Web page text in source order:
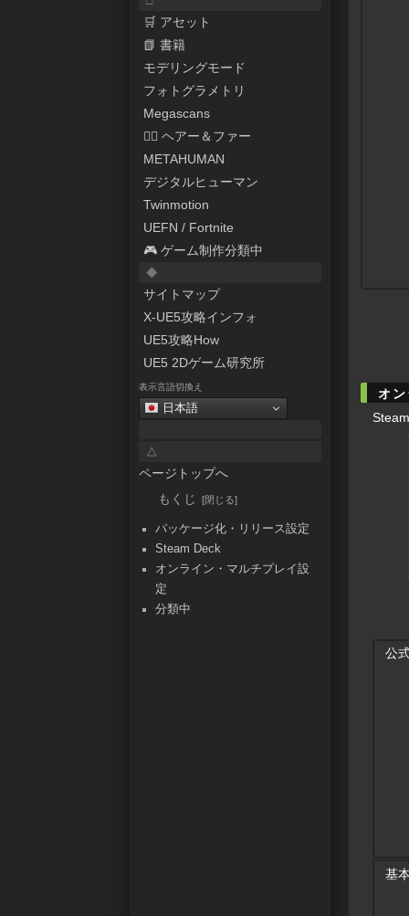
オ
公
基
🛒 アセット
📗 書籍
モデリングモード
フォトグラメトリ
Megascans
💇‍♀️ ヘアー＆ファー
METAHUMAN
デジタルヒューマン
Twinmotion
UEFN / Fortnite
🎮 ゲーム制作分類中
◆
サイトマップ
X-UE5攻略インフォ
UE5攻略How
UE5 2Dゲーム研究所
表示言語切換え
日本語
△
ページトップへ
もくじ
パッケージ化・リリース設定
Steam Deck
オンライン・マルチプレイ設
定
分類中